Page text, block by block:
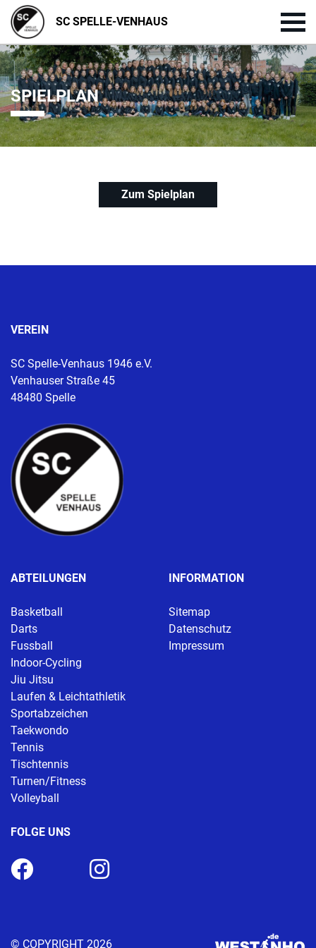
SC SPELLE-VENHAUS
SPIELPLAN
Zum Spielplan
VEREIN
SC Spelle-Venhaus 1946 e.V.
Venhauser Straße 45
48480 Spelle
ABTEILUNGEN
Basketball
Darts
Fussball
Indoor-Cycling
Jiu Jitsu
Laufen & Leichtathletik
Sportabzeichen
Taekwondo
Tennis
Tischtennis
Turnen/Fitness
Volleyball
INFORMATION
Sitemap
Datenschutz
Impressum
FOLGE UNS
© COPYRIGHT 2026